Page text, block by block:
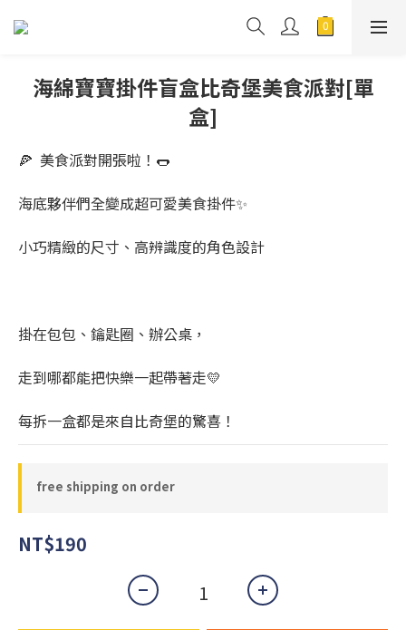
海綿寶寶掛件盲盒比奇堡美食派對[單
盒]
🍕  美食派對開張啦！🌭
海底夥伴們全變成超可愛美食掛件✨
小巧精緻的尺寸、高辨識度的角色設計
掛在包包、鑰匙圈、辦公桌，
走到哪都能把快樂一起帶著走💛
每拆一盒都是來自比奇堡的驚喜！
free shipping on order
NT$190